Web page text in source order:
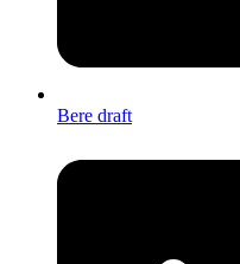
Bere draft